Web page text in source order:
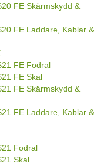
FE Skärmskydd &
FE Laddare, Kablar &
FE Fodral
FE Skal
FE Skärmskydd &
FE Laddare, Kablar &
Fodral
Skal